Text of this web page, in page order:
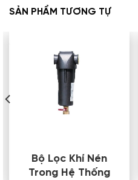
SẢN PHẨM TƯƠNG TỰ
Bộ Lọc Khí Nén
Trong Hệ Thống